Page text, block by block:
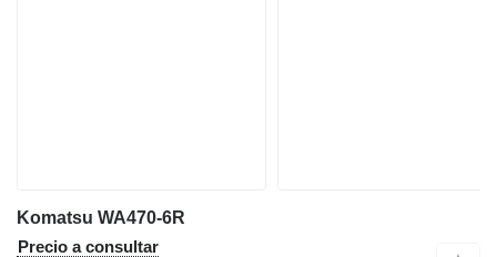
Komatsu WA470-6R
Precio a consultar